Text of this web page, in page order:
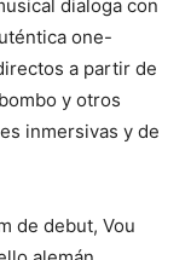
dialoga con
one-
a partir de
y otros
inmersivas y de
de debut, Vou